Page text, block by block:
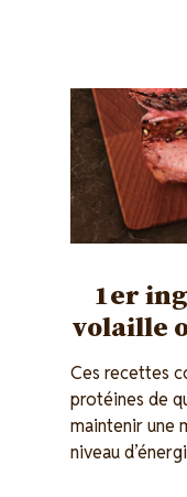
Image
1er
volaille
Ces recettes
protéines de
maintenir une
niveau